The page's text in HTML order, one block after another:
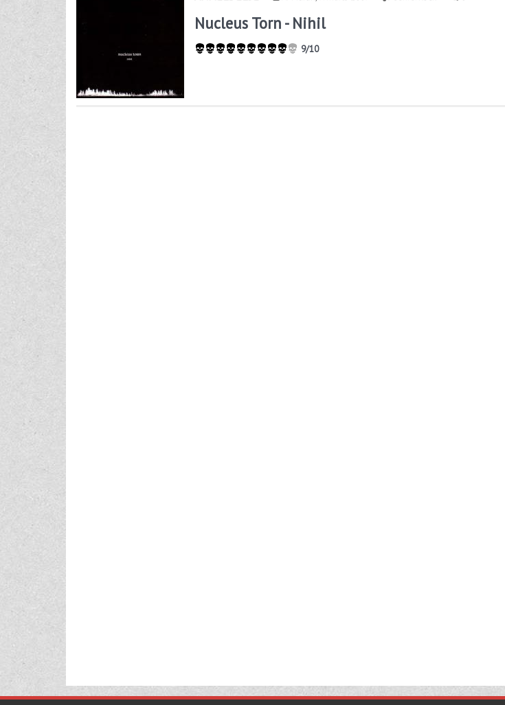
Nucleus Torn - Nihil
9/10